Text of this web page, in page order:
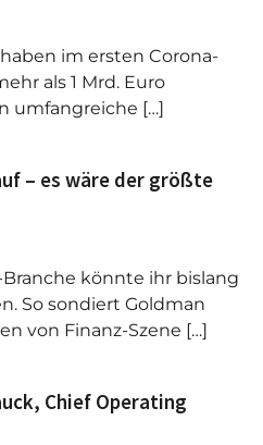
im ersten Corona-
als 1 Mrd. Euro
umfangreiche […]
– es wäre der größte
könnte ihr bislang
So sondiert Goldman
von Finanz-Szene […]
Chief Operating